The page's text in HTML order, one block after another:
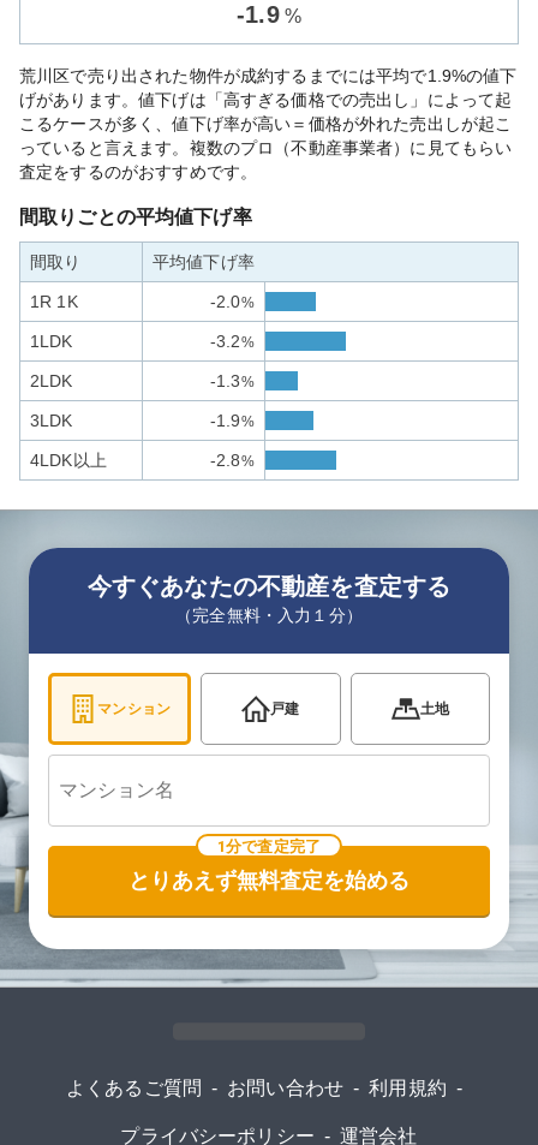
-1.9 %
荒川区で売り出された物件が成約するまでには平均で1.9%の値下
げがあります。値下げは「高すぎる価格での売出し」によって起
こるケースが多く、値下げ率が高い＝価格が外れた売出しが起こ
っていると言えます。複数のプロ（不動産事業者）に見てもらい
査定をするのがおすすめです。
間取りごとの平均値下げ率
間取り 平均値下げ率
1R 1K -2.0%
1LDK -3.2%
2LDK -1.3%
3LDK -1.9%
4LDK以上 -2.8%
今すぐあなたの不動産を査定する
（完全無料・入力１分）
マンション 戸建 土地
1分で査定完了
とりあえず無料査定を始める
よくあるご質問 - お問い合わせ - 利用規約 -
プライバシーポリシー - 運営会社